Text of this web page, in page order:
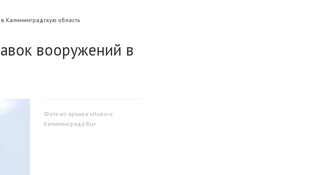
Калининградскую область
вооружений в
Фото из архива «Нового
Калининграда.Ru».